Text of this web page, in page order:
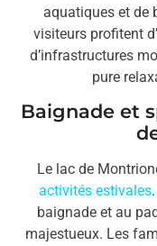
aquatiques et de
visiteurs profitent
d’infrastructures
pure
Baignade et
Le lac de
activités estivales
baignade et au
majestueux. Les